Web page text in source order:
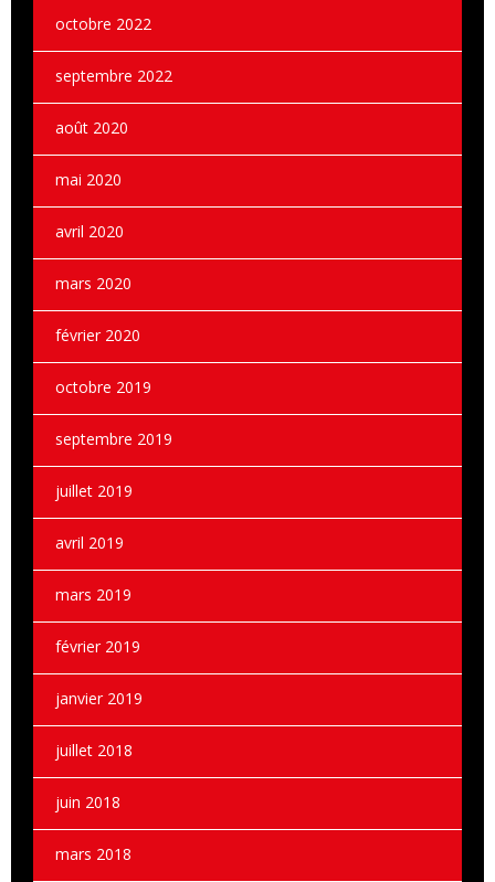
octobre 2022
septembre 2022
août 2020
mai 2020
avril 2020
mars 2020
février 2020
octobre 2019
septembre 2019
juillet 2019
avril 2019
mars 2019
février 2019
janvier 2019
juillet 2018
juin 2018
mars 2018